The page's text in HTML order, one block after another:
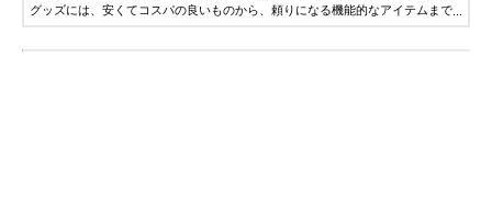
グッズには、安くてコスパの良いものから、頼りになる機能的なアイテムまで